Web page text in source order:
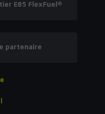
E85 FlexFuel®
partenaire